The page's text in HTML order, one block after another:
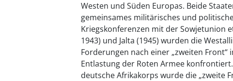
Westen und Süden Europas. Beide
gemeinsames militärisches und
Kriegskonferenzen mit der Sowjetunion
1943) und Jalta (1945) wurden die
Forderungen nach einer „zweiten
Entlastung der Roten Armee
deutsche Afrikakorps wurde die „zweite